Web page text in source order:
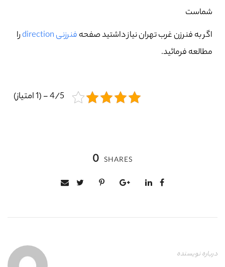
شماست
اگر به فنرزن غرب تهران نیاز داشتید صفحهفنرزنی direction
را
مطالعه فرمائید.
4/5 - (1 امتیاز)
0 SHARES
درباره نویسنده